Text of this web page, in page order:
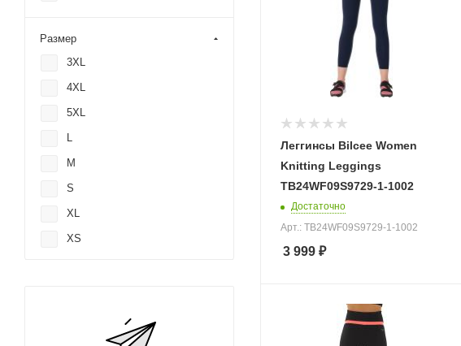
Леггинсы Bilcee Women
Knitting Leggings
TB24WF09S9729-1-1002
Достаточно
Арт.: TB24WF09S9729-1-1002
3 999 ₽
Размер
3XL
4XL
5XL
L
M
S
XL
XS